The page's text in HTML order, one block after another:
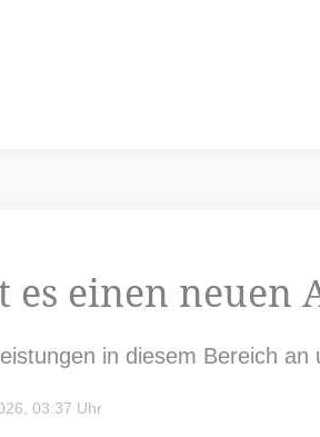
es einen
in diesem Bereich
03:37 Uhr